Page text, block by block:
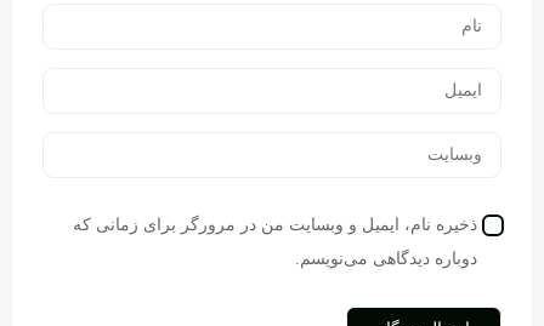
ذخیره نام، ایمیل و وبسایت من در مرورگر برای زمانی که
دوباره دیدگاهی می‌نویسم.